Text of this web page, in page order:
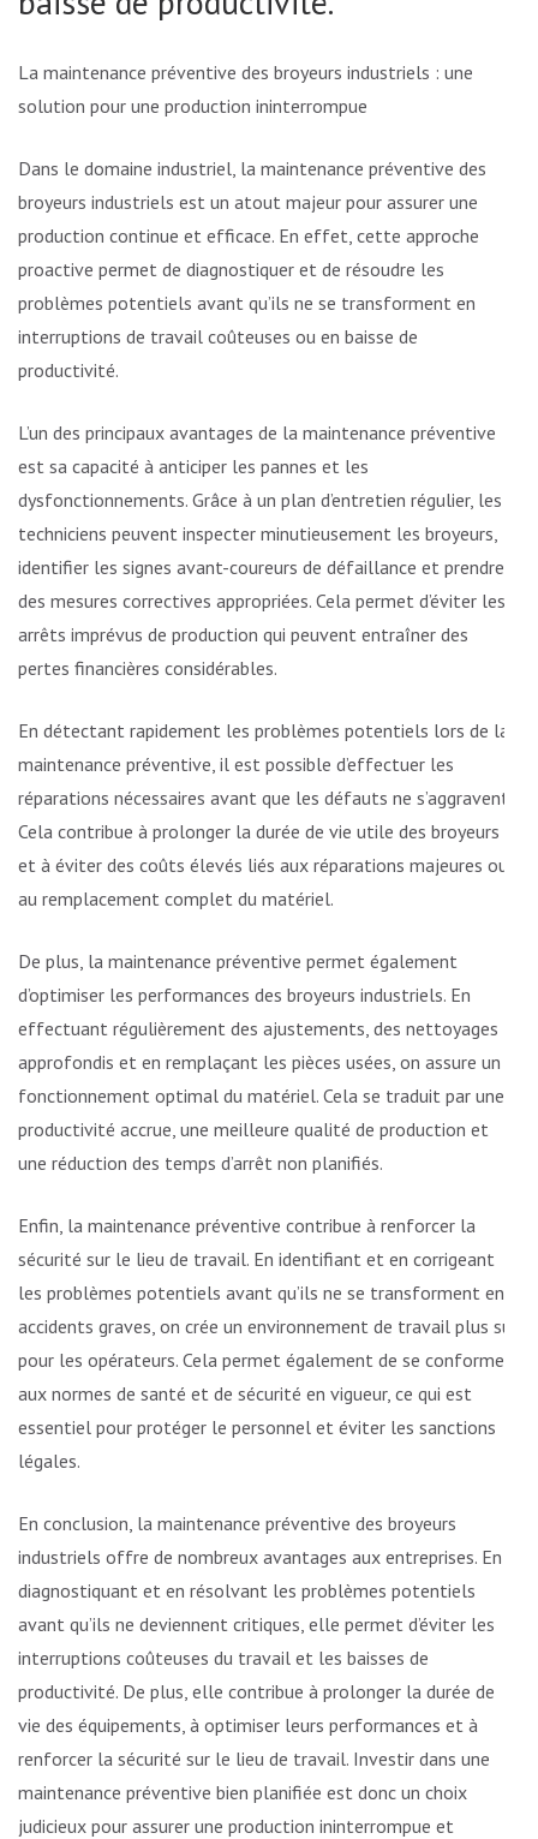
La maintenance préventive des broyeurs industriels : une
solution pour une production ininterrompue
Dans le domaine industriel, la maintenance préventive des
broyeurs industriels est un atout majeur pour assurer une
production continue et efficace. En effet, cette approche
proactive permet de diagnostiquer et de résoudre les
problèmes potentiels avant qu’ils ne se transforment en
interruptions de travail coûteuses ou en baisse de
productivité.
L’un des principaux avantages de la maintenance préventive
est sa capacité à anticiper les pannes et les
dysfonctionnements. Grâce à un plan d’entretien régulier, les
techniciens peuvent inspecter minutieusement les broyeurs,
identifier les signes avant-coureurs de défaillance et prendre
des mesures correctives appropriées. Cela permet d’éviter les
arrêts imprévus de production qui peuvent entraîner des
pertes financières considérables.
En détectant rapidement les problèmes potentiels lors de la
maintenance préventive, il est possible d’effectuer les
réparations nécessaires avant que les défauts ne s’aggravent.
Cela contribue à prolonger la durée de vie utile des broyeurs
et à éviter des coûts élevés liés aux réparations majeures ou
au remplacement complet du matériel.
De plus, la maintenance préventive permet également
d’optimiser les performances des broyeurs industriels. En
effectuant régulièrement des ajustements, des nettoyages
approfondis et en remplaçant les pièces usées, on assure un
fonctionnement optimal du matériel. Cela se traduit par une
productivité accrue, une meilleure qualité de production et
une réduction des temps d’arrêt non planifiés.
Enfin, la maintenance préventive contribue à renforcer la
sécurité sur le lieu de travail. En identifiant et en corrigeant
les problèmes potentiels avant qu’ils ne se transforment en
accidents graves, on crée un environnement de travail plus sûr
pour les opérateurs. Cela permet également de se conformer
aux normes de santé et de sécurité en vigueur, ce qui est
essentiel pour protéger le personnel et éviter les sanctions
légales.
En conclusion, la maintenance préventive des broyeurs
industriels offre de nombreux avantages aux entreprises. En
diagnostiquant et en résolvant les problèmes potentiels
avant qu’ils ne deviennent critiques, elle permet d’éviter les
interruptions coûteuses du travail et les baisses de
productivité. De plus, elle contribue à prolonger la durée de
vie des équipements, à optimiser leurs performances et à
renforcer la sécurité sur le lieu de travail. Investir dans une
maintenance préventive bien planifiée est donc un choix
judicieux pour assurer une production ininterrompue et